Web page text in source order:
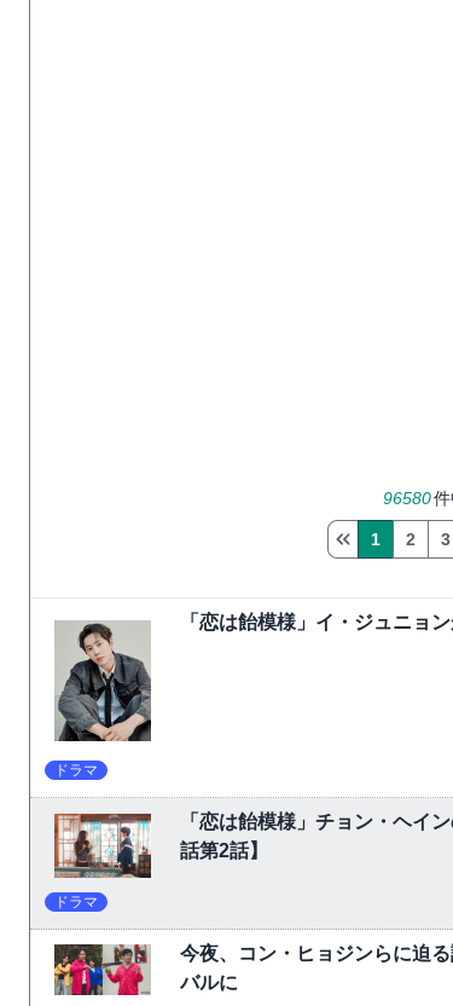
96580
1 2 3
「恋は飴模様」イ・ジュニョ
ドラマ
「恋は飴模様」チョン・ヘイ
話第2話】
ドラマ
今夜、コン・ヒョジンらに迫
バルに